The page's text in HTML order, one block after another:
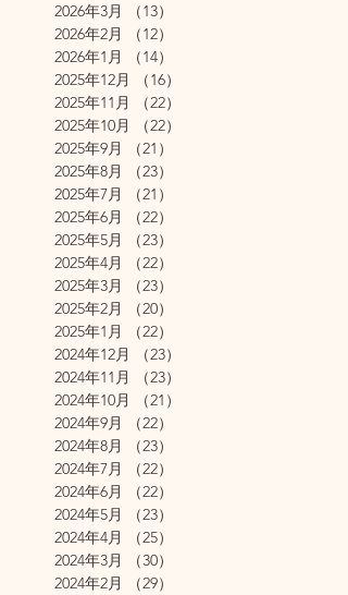
2026年3月
（13）
2026年2月
（12）
2026年1月
（14）
2025年12月
（16）
2025年11月
（22）
2025年10月
（22）
2025年9月
（21）
2025年8月
（23）
2025年7月
（21）
2025年6月
（22）
2025年5月
（23）
2025年4月
（22）
2025年3月
（23）
2025年2月
（20）
2025年1月
（22）
2024年12月
（23）
2024年11月
（23）
2024年10月
（21）
2024年9月
（22）
2024年8月
（23）
2024年7月
（22）
2024年6月
（22）
2024年5月
（23）
2024年4月
（25）
2024年3月
（30）
2024年2月
（29）